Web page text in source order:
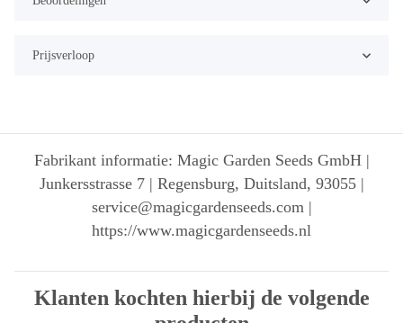
Prijsverloop
Fabrikant informatie: Magic Garden Seeds GmbH |
Junkersstrasse 7 | Regensburg, Duitsland, 93055 |
service@magicgardenseeds.com |
https://www.magicgardenseeds.nl
Klanten kochten hierbij de volgende